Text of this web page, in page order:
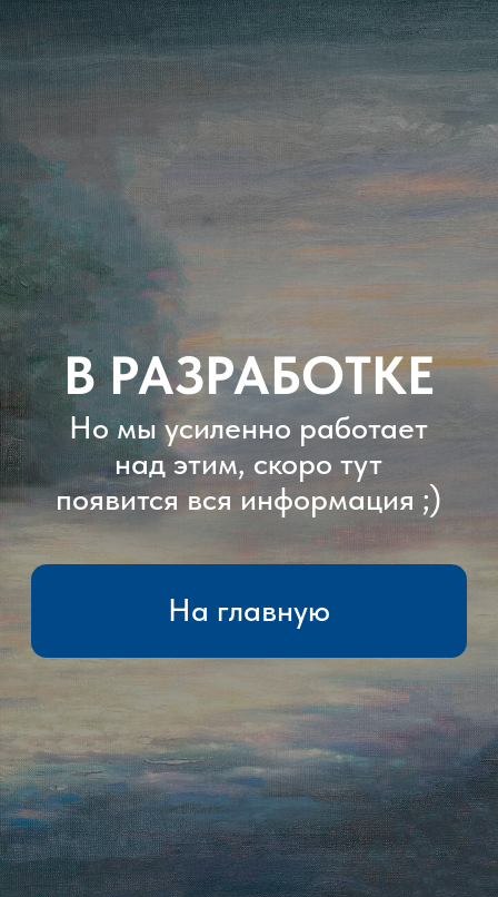
Но мы усиленно работает
над этим, скоро тут
появится вся информация ;)
В РАЗРАБОТКЕ
На главную
Политика конфиденциальности